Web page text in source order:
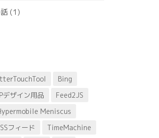
(1)
Bing
デザイン用品
Feed2JS
Meniscus
フィード
TimeMachine